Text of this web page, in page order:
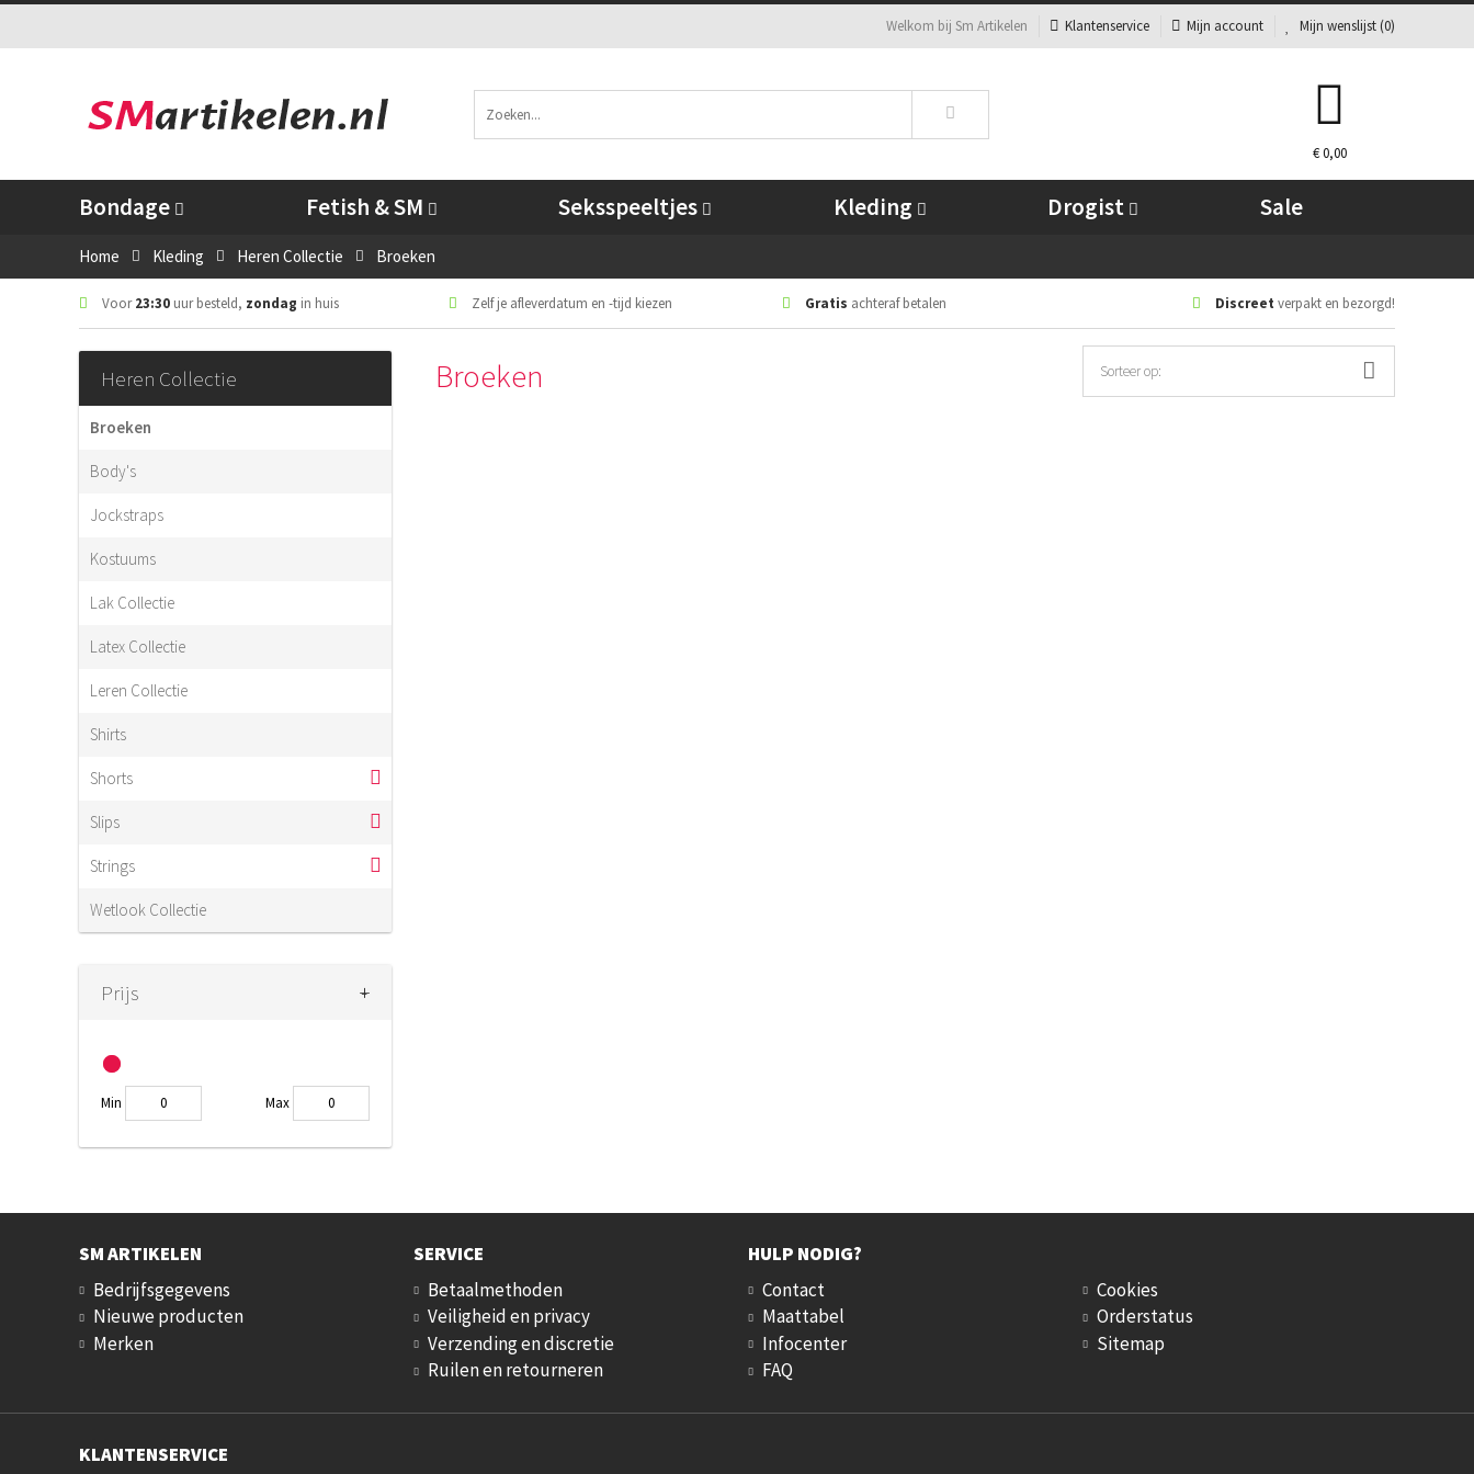
Welkom bij Sm Artikelen Klantenservice Mijn account Mijn wenslijst (0)
€ 0,00
Bondage Fetish & SM Seksspeeltjes Kleding Drogist Sale
Home Kleding Heren Collectie Broeken
Voor23:30 uur besteld, zondag in huis Zelf je afleverdatum en -tijd kiezen Gratis achteraf betalen Discreet verpakt en bezorgd!
Heren Collectie
Broeken
Body's
Jockstraps
Kostuums
Lak Collectie
Latex Collectie
Leren Collectie
Shirts
Shorts
Slips
Strings
Wetlook Collectie
Prijs -
+
Min Max
Broeken Sorteer op:
SM ARTIKELEN
Bedrijfsgegevens
Nieuwe producten
Merken
SERVICE
Betaalmethoden
Veiligheid en privacy
Verzending en discretie
Ruilen en retourneren
HULP NODIG?
Contact
Maattabel
Infocenter
FAQ
Cookies
Orderstatus
Sitemap
KLANTENSERVICE